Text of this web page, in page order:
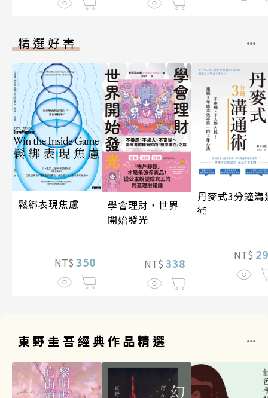
精選好書
鬆綁表現焦慮
NT$ 350
學會理財，世界
開始發光
NT$ 338
丹麥式3分鐘溝
術
NT$
東野圭吾經典作品精選